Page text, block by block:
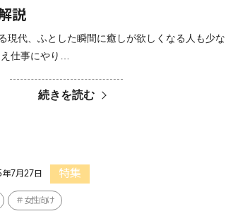
説
現代、ふとした瞬間に癒しが欲しくなる人も少な
え仕事にやり…
続きを読む
7月27日 特集
女性向け